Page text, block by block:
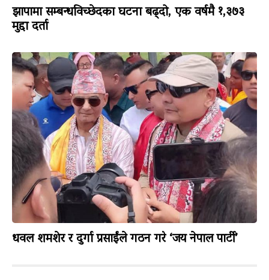
झापामा सम्बन्धविच्छेदका घटना बढ्दो, एक वर्षमै १,३७३
मुद्दा दर्ता
धवल शमशेर र दुर्गा प्रसाईंले गठन गरे ‘जय नेपाल पार्टी’